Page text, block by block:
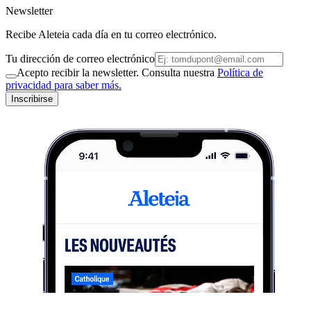
Newsletter
Recibe Aleteia cada día en tu correo electrónico.
Tu dirección de correo electrónico
Acepto recibir la newsletter. Consulta nuestra Política de
privacidad para saber más.
Inscribirse